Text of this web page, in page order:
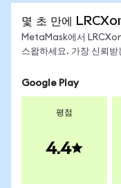
몇 초 만에
MetaMask에서
스왑하세요. 가장 신뢰받
Google Play
평점
4.4